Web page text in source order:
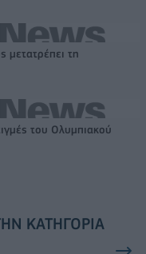
μετατρέπει τη
του Ολυμπιακού
ΚΑΤΗΓΟΡΊΑ